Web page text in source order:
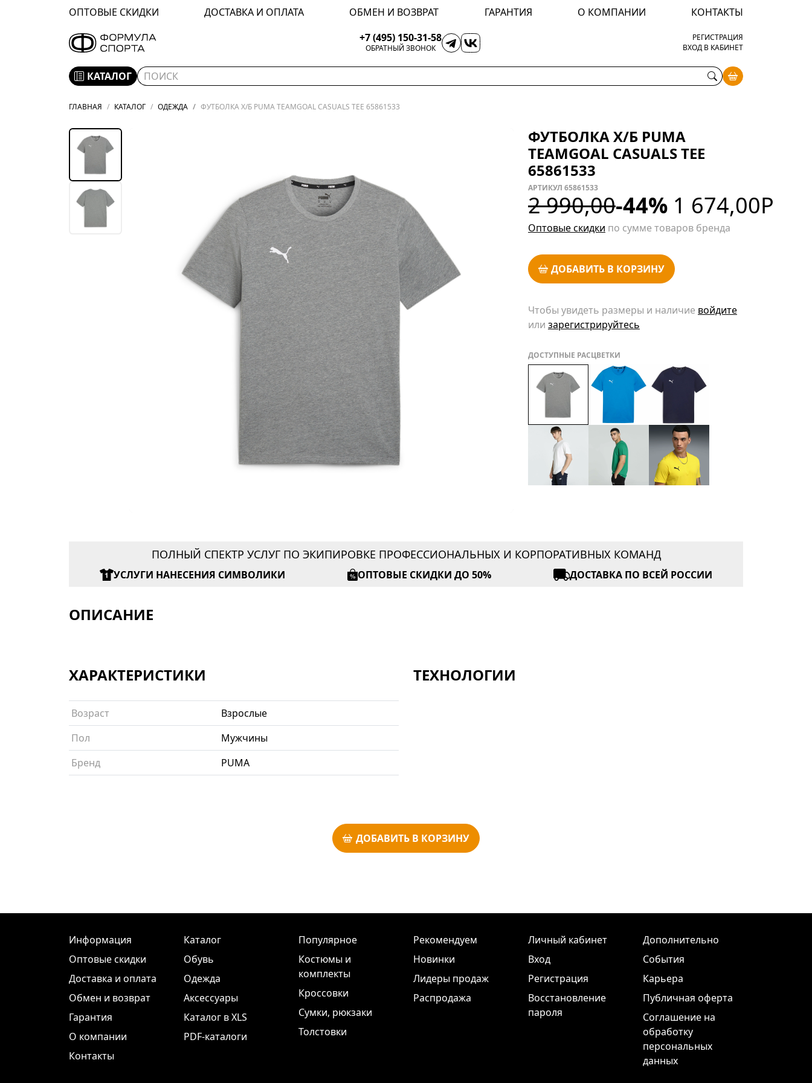
ОПТОВЫЕ СКИДКИ ДОСТАВКА И ОПЛАТА ОБМЕН И ВОЗВРАТ ГАРАНТИЯ О КОМПАНИИ
КОНТАКТЫ
+7 (495) 150-31-58
ОБРАТНЫЙ ЗВОНОК
РЕГИСТРАЦИЯ
ВХОД В КАБИНЕТ
КАТАЛОГ
ГЛАВНАЯ КАТАЛОГ ОДЕЖДА ФУТБОЛКА Х/Б PUMA TEAMGOAL CASUALS TEE 65861533
ФУТБОЛКА Х/Б PUMA
TEAMGOAL CASUALS TEE
65861533
АРТИКУЛ 65861533
2 990,00-44% 1 674,00Р
Оптовые скидки по сумме товаров бренда
ДОБАВИТЬ В КОРЗИНУ
Чтобы увидеть размеры и наличие войдите
или зарегистрируйтесь
ДОСТУПНЫЕ РАСЦВЕТКИ
ПОЛНЫЙ СПЕКТР УСЛУГ ПО ЭКИПИРОВКЕ ПРОФЕССИОНАЛЬНЫХ И КОРПОРАТИВНЫХ КОМАНД
УСЛУГИ НАНЕСЕНИЯ СИМВОЛИКИ ОПТОВЫЕ СКИДКИ ДО 50% ДОСТАВКА ПО ВСЕЙ РОССИИ
ОПИСАНИЕ
ХАРАКТЕРИСТИКИ
Возраст
Взрослые
Пол
Мужчины
Бренд
PUMA
ТЕХНОЛОГИИ
ДОБАВИТЬ В КОРЗИНУ
Информация
Оптовые скидки
Доставка и оплата
Обмен и возврат
Гарантия
О компании
Контакты
Каталог
Обувь
Одежда
Аксессуары
Каталог в XLS
PDF-каталоги
Популярное
Костюмы и
комплекты
Кроссовки
Сумки, рюкзаки
Толстовки
Рекомендуем
Новинки
Лидеры продаж
Распродажа
Личный кабинет
Вход
Регистрация
Восстановление
пароля
Дополнительно
События
Карьера
Публичная оферта
Соглашение на
обработку
персональных
данных